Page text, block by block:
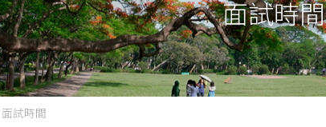
面試時間
面試時間